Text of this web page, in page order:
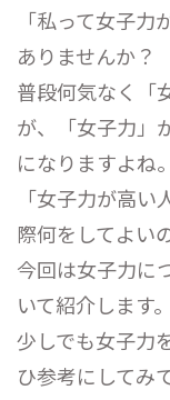
「私って女子
ありませんか？
普段何気なく「
が、「女子力」
になりますよね。
「女子力が高
際何をしてよい
今回は女子力に
いて紹介します。
少しでも女子力
ひ参考にしてみ